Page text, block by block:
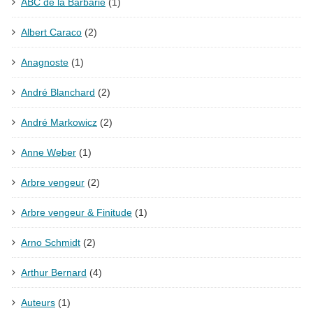
Albert Caraco (2)
Anagnoste (1)
André Blanchard (2)
André Markowicz (2)
Anne Weber (1)
Arbre vengeur (2)
Arbre vengeur & Finitude (1)
Arno Schmidt (2)
Arthur Bernard (4)
Auteurs (1)